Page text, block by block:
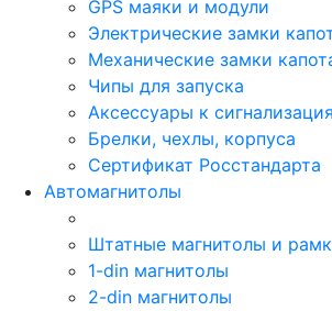
GPS маяки и модули
Электрические замки
Механические замки
Чипы для запуска
Аксессуары к
Брелки, чехлы, корпуса
Сертификат Росстандарта
Автомагнитолы
Штатные магнитолы и
1-din магнитолы
2-din магнитолы